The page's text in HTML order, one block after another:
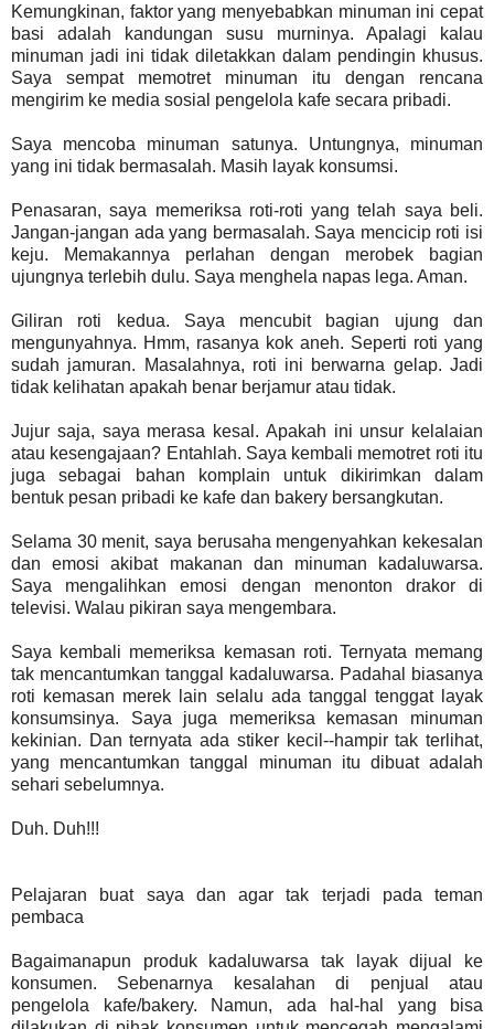
Kemungkinan, faktor yang menyebabkan minuman ini cepat
basi adalah kandungan susu murninya. Apalagi kalau
minuman jadi ini tidak diletakkan dalam pendingin khusus.
Saya sempat memotret minuman itu dengan rencana
mengirim ke media sosial pengelola kafe secara pribadi.
Saya mencoba minuman satunya. Untungnya, minuman
yang ini tidak bermasalah. Masih layak konsumsi.
Penasaran, saya memeriksa roti-roti yang telah saya beli.
Jangan-jangan ada yang bermasalah. Saya mencicip roti isi
keju. Memakannya perlahan dengan merobek bagian
ujungnya terlebih dulu. Saya menghela napas lega. Aman.
Giliran roti kedua. Saya mencubit bagian ujung dan
mengunyahnya. Hmm, rasanya kok aneh. Seperti roti yang
sudah jamuran. Masalahnya, roti ini berwarna gelap. Jadi
tidak kelihatan apakah benar berjamur atau tidak.
Jujur saja, saya merasa kesal. Apakah ini unsur kelalaian
atau kesengajaan? Entahlah. Saya kembali memotret roti itu
juga sebagai bahan komplain untuk dikirimkan dalam
bentuk pesan pribadi ke kafe dan bakery bersangkutan.
Selama 30 menit, saya berusaha mengenyahkan kekesalan
dan emosi akibat makanan dan minuman kadaluwarsa.
Saya mengalihkan emosi dengan menonton drakor di
televisi. Walau pikiran saya mengembara.
Saya kembali memeriksa kemasan roti. Ternyata memang
tak mencantumkan tanggal kadaluwarsa. Padahal biasanya
roti kemasan merek lain selalu ada tanggal tenggat layak
konsumsinya. Saya juga memeriksa kemasan minuman
kekinian. Dan ternyata ada stiker kecil--hampir tak terlihat,
yang mencantumkan tanggal minuman itu dibuat adalah
sehari sebelumnya.
Duh. Duh!!!
Pelajaran buat saya dan agar tak terjadi pada teman
pembaca
Bagaimanapun produk kadaluwarsa tak layak dijual ke
konsumen. Sebenarnya kesalahan di penjual atau
pengelola kafe/bakery. Namun, ada hal-hal yang bisa